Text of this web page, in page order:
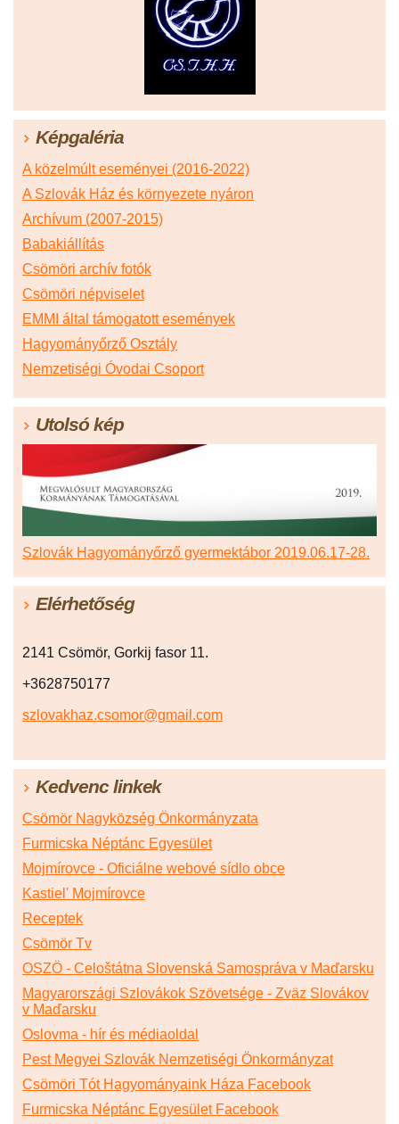
Képgaléria
A közelmúlt eseményei (2016-2022)
A Szlovák Ház és környezete nyáron
Archívum (2007-2015)
Babakiállítás
Csömöri archív fotók
Csömöri népviselet
EMMI által támogatott események
Hagyományőrző Osztály
Nemzetiségi Óvodai Csoport
Utolsó kép
Szlovák Hagyományőrző gyermektábor 2019.06.17-28.
Elérhetőség
2141 Csömör, Gorkij fasor 11.
+3628750177
szlovakhaz.csomor@gmail.com
Kedvenc linkek
Csömör Nagyközség Önkormányzata
Furmicska Néptánc Egyesület
Mojmírovce - Oficiálne webové sídlo obce
Kastiel' Mojmírovce
Receptek
Csömör Tv
OSZÖ - Celoštátna Slovenská Samospráva v Maďarsku
Magyarországi Szlovákok Szövetsége - Zväz Slovákov
v Maďarsku
Oslovma - hír és médiaoldal
Pest Megyei Szlovák Nemzetiségi Önkormányzat
Csömöri Tót Hagyományaink Háza Facebook
Furmicska Néptánc Egyesület Facebook